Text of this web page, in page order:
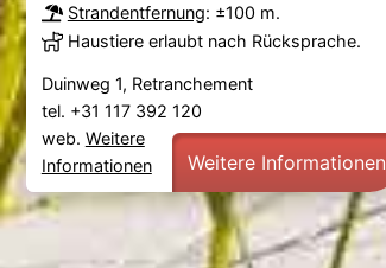
Strandentfernung: ±100 m.
Haustiere erlaubt nach Rücksprache.
Duinweg 1, Retranchement
tel. +31 117 392 120
web. Weitere
Informationen
Weitere Informationen